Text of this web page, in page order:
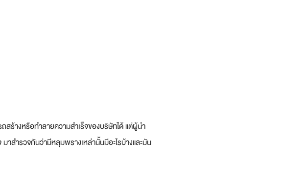
สร้างหรือทำลายความสำเร็จของบริษัทได้ แต่ผู้นำ
สำรวจกันว่ามีหลุมพรางเหล่านั้นมีอะไรบ้างและมัน